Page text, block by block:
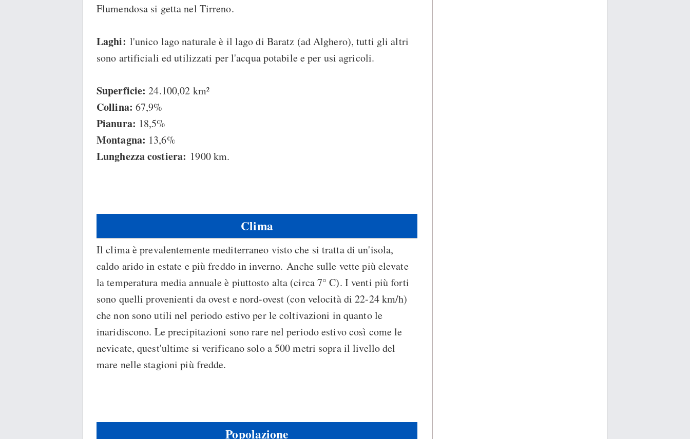
Flumendosa si getta nel Tirreno.
Laghi: l'unico lago naturale è il lago di Baratz (ad Alghero), tutti gli altri
sono artificiali ed utilizzati per l'acqua potabile e per usi agricoli.
Superficie: 24.100,02 km²
Collina: 67,9%
Pianura: 18,5%
Montagna: 13,6%
Lunghezza costiera: 1900 km.
Clima
Il clima è prevalentemente mediterraneo visto che si tratta di un'isola,
caldo arido in estate e più freddo in inverno. Anche sulle vette più elevate
la temperatura media annuale è piuttosto alta (circa 7° C). I venti più forti
sono quelli provenienti da ovest e nord-ovest (con velocità di 22-24 km/h)
che non sono utili nel periodo estivo per le coltivazioni in quanto le
inaridiscono. Le precipitazioni sono rare nel periodo estivo così come le
nevicate, quest'ultime si verificano solo a 500 metri sopra il livello del
mare nelle stagioni più fredde.
Popolazione